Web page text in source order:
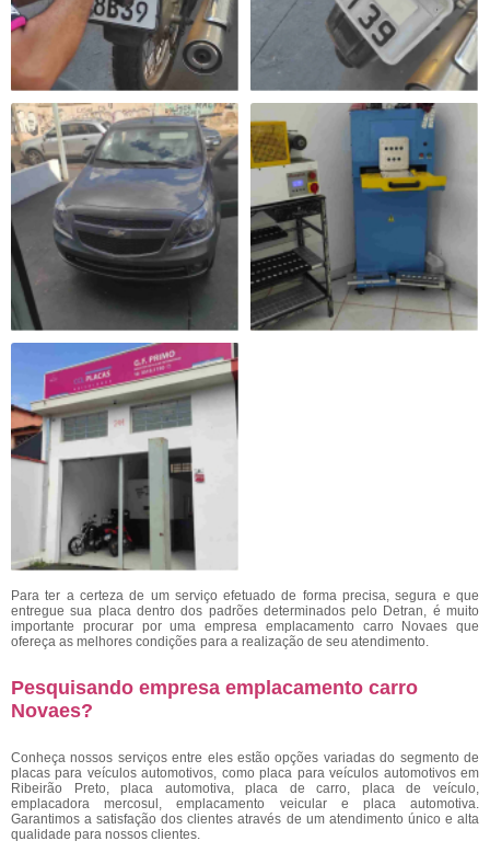
Para ter a certeza de um serviço efetuado de forma precisa, segura e que
entregue sua placa dentro dos padrões determinados pelo Detran, é muito
importante procurar por uma empresa emplacamento carro Novaes que
ofereça as melhores condições para a realização de seu atendimento.
Pesquisando empresa emplacamento carro
Novaes?
Conheça nossos serviços entre eles estão opções variadas do segmento de
placas para veículos automotivos, como placa para veículos automotivos em
Ribeirão Preto, placa automotiva, placa de carro, placa de veículo,
emplacadora mercosul, emplacamento veicular e placa automotiva.
Garantimos a satisfação dos clientes através de um atendimento único e alta
qualidade para nossos clientes.